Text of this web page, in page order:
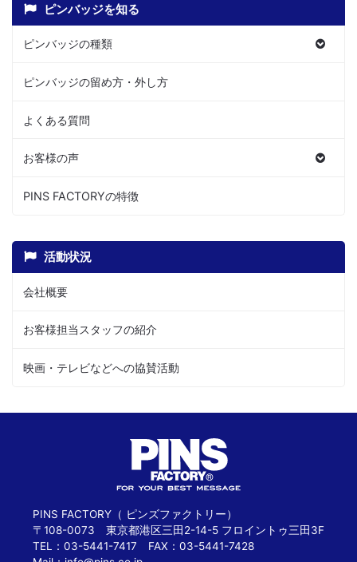
ピンバッジを知る
ピンバッジの種類
ピンバッジの留め方・外し方
よくある質問
お客様の声
PINS FACTORYの特徴
活動状況
会社概要
お客様担当スタッフの紹介
映画・テレビなどへの協賛活動
PINS FACTORY（ ピンズファクトリー）
〒108-0073 東京都港区三田2-14-5 フロイントゥ三田3F
TEL：03-5441-7417 FAX：03-5441-7428